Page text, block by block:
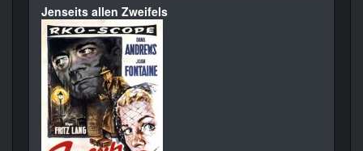
Jenseits allen Zweifels